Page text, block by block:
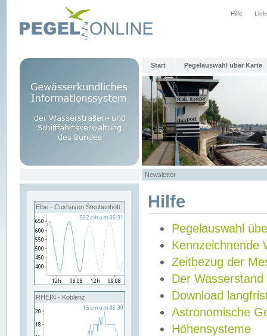
Hilfe
Start Pegelauswahl über Karte
Newsletter
Elbe - Cuxhaven Steubenhöft
RHEIN - Koblenz
Hilfe
Pegelauswahl
Kennzeichnende
Zeitbezug der
Der Wasserstand
Download
Astronomische
Höhensysteme